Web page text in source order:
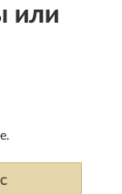
или